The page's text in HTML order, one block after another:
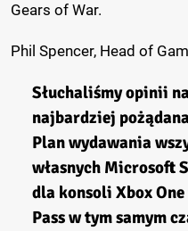
Gears of War.
Phil Spencer, Head of
Słuchaliśmy opinii
najbardziej
Plan wydawania
własnych Microsoft
dla konsoli Xbox One
Pass w tym samym